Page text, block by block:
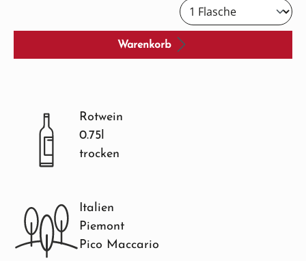
Warenkorb
Rotwein
0.75l
trocken
Italien
Piemont
Pico Maccario